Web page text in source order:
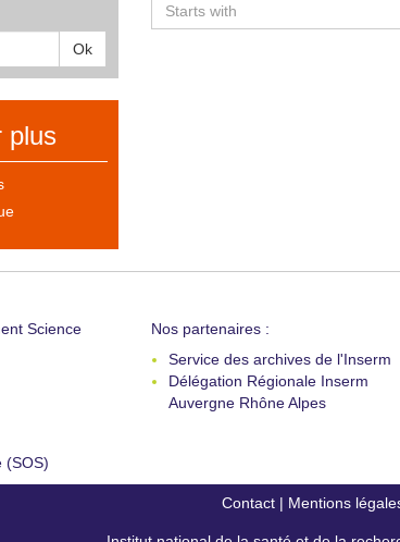
Ok
plus
Science
(SOS)
Nos partenaires :
Service des archives de l'Inserm
Délégation Régionale Inserm
Auvergne Rhône Alpes
Contact| Mentions